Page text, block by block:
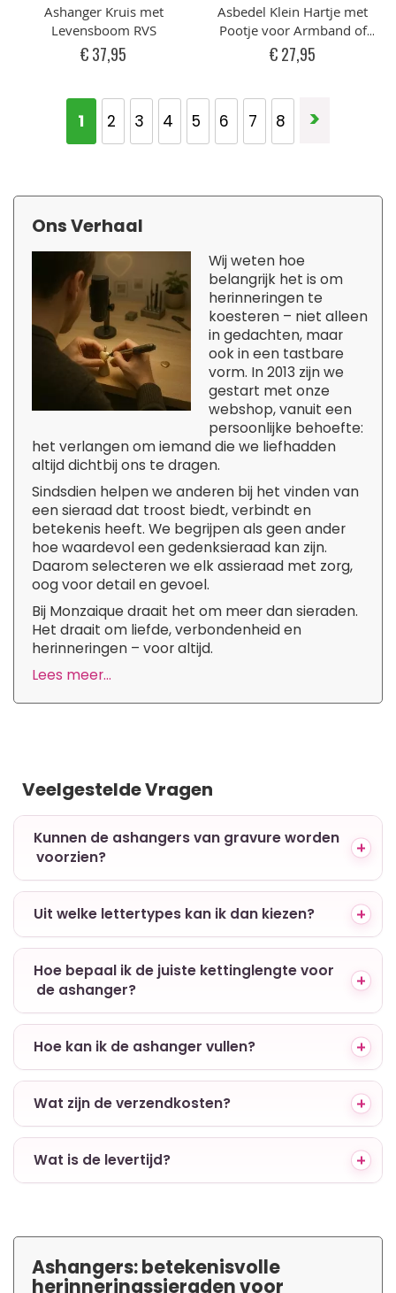
Ashanger Kruis met
Levensboom RVS
€ 37,95
Asbedel Klein Hartje met
Pootje voor Armband of
Ketting RVS graveerbaar
€ 27,95
U lees momenteel pagina
1 Pagina
2 Pagina
3 Pagina
4 Pagina
5 Pagina
6 Pagina
7 Pagina
8 Pagina
>
Ons Verhaal
Wij weten hoe
belangrijk het is om
herinneringen te
koesteren – niet alleen
in gedachten, maar
ook in een tastbare
vorm. In 2013 zijn we
gestart met onze
webshop, vanuit een
persoonlijke behoefte:
het verlangen om iemand die we liefhadden
altijd dichtbij ons te dragen.
Sindsdien helpen we anderen bij het vinden van
een sieraad dat troost biedt, verbindt en
betekenis heeft. We begrijpen als geen ander
hoe waardevol een gedenksieraad kan zijn.
Daarom selecteren we elk assieraad met zorg,
oog voor detail en gevoel.
Bij Monzaique draait het om meer dan sieraden.
Het draait om liefde, verbondenheid en
herinneringen – voor altijd.
Lees meer...
Veelgestelde Vragen
+ Kunnen de ashangers van gravure worden
voorzien?
+ Uit welke lettertypes kan ik dan kiezen?
+ Hoe bepaal ik de juiste kettinglengte voor
de ashanger?
+ Hoe kan ik de ashanger vullen?
+ Wat zijn de verzendkosten?
+ Wat is de levertijd?
Ashangers: betekenisvolle
herinneringssieraden voor